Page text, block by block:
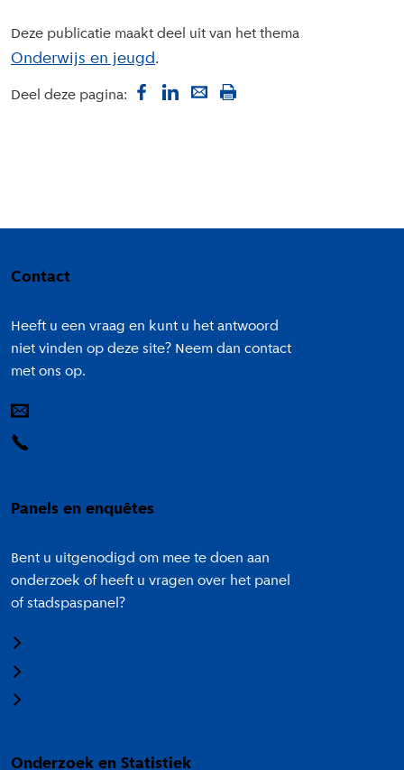
Deze publicatie maakt deel uit van het thema
Onderwijs en jeugd
Deel deze pagina:
Contact
Heeft u een vraag en kunt u het antwoord
niet vinden op deze site? Neem dan contact
met ons op.
Panels en enquêtes
Bent u uitgenodigd om mee te doen aan
onderzoek of heeft u vragen over het panel
of stadspaspanel?
Onderzoek en Statistiek